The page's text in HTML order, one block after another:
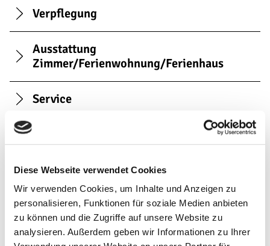
Diese Webseite verwendet Cookies
Wir verwenden Cookies, um Inhalte und Anzeigen zu
personalisieren, Funktionen für soziale Medien anbieten
zu können und die Zugriffe auf unsere Website zu
analysieren. Außerdem geben wir Informationen zu Ihrer
Verpflegung
Ausstattung
Zimmer/Ferienwohnung/Ferienhaus
Service
Parken
Lage
Familien/Kinder